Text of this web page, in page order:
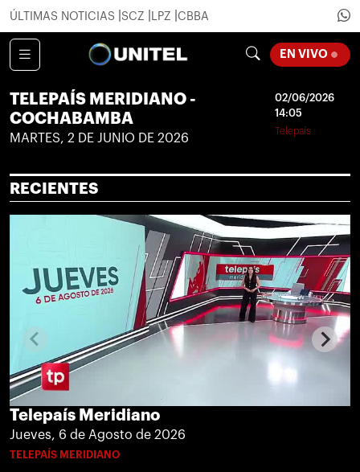
ÚLTIMAS NOTICIAS SCZ LPZ CBBA
EN VIVO
TELEPAÍS MERIDIANO -
COCHABAMBA
MARTES, 2 DE JUNIO DE 2026
02/06/2026
14:05
Telepaís
RECIENTES
Telepaís Meridiano
Jueves, 6 de Agosto de 2026
TELEPAÍS MERIDIANO